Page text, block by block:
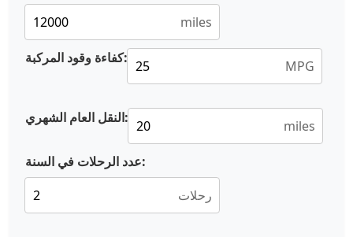
miles
كفاءة وقود المركبة: MPG
النقل العام الشهري: miles
عدد الرحلات في السنة:
رحلات